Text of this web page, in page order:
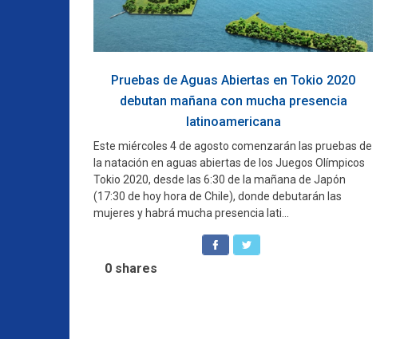
Pruebas de Aguas Abiertas en Tokio 2020
debutan mañana con mucha presencia
latinoamericana
Este miércoles 4 de agosto comenzarán las pruebas de
la natación en aguas abiertas de los Juegos Olímpicos
Tokio 2020, desde las 6:30 de la mañana de Japón
(17:30 de hoy hora de Chile), donde debutarán las
mujeres y habrá mucha presencia lati...
0 shares